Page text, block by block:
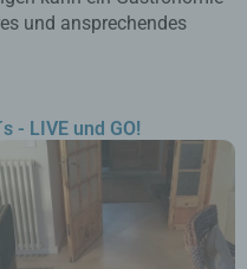
und ansprechendes
- LIVE und GO!
Dieses
weist